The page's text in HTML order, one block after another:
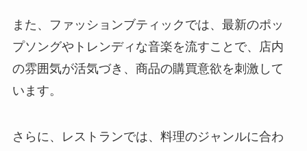
また、ファッションブティックでは、最新のポッ
プソングやトレンディな音楽を流すことで、店内
の雰囲気が活気づき、商品の購買意欲を刺激して
います。
さらに、レストランでは、料理のジャンルに合わ